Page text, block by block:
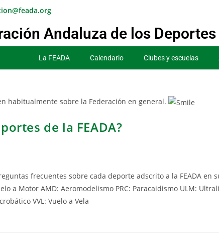
Andaluza de los
La FEADA Calendario Clubes y escuelas
habitualmente sobre la Federación en general.
de la FEADA?
frecuentes sobre cada deporte adscrito a la FEADA en
a Motor AMD: Aeromodelismo PRC: Paracaidismo ULM:
VVL: Vuelo a Vela